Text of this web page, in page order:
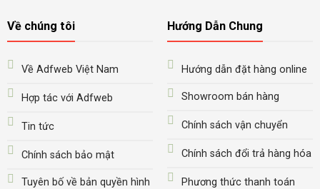
Về chúng tôi
Về Adfweb Việt Nam
Hợp tác với Adfweb
Tin tức
Chính sách bảo mật
Tuyên bố về bản quyền hình
Hướng Dẫn Chung
Hướng dẫn đặt hàng online
Showroom bán hàng
Chính sách vận chuyển
Chính sách đổi trả hàng hóa
Phương thức thanh toán